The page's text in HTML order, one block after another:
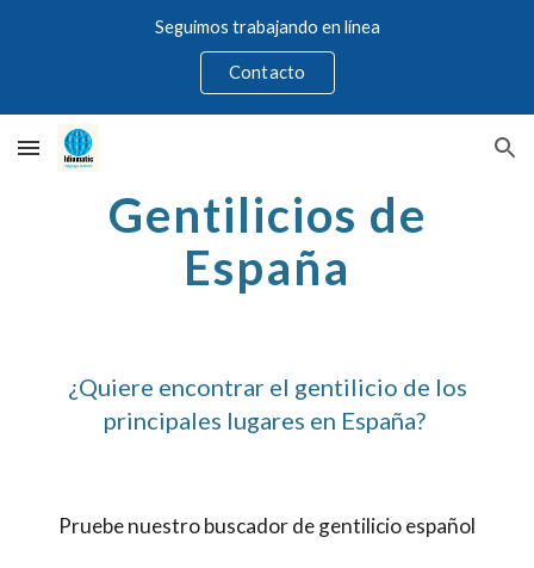
Skip to main content
Seguimos trabajando en línea
Contacto
Gentilicios de
España
¿Quiere encontrar el gentilicio de los
principales lugares en España?
Pruebe nuestro buscador de gentilicio español